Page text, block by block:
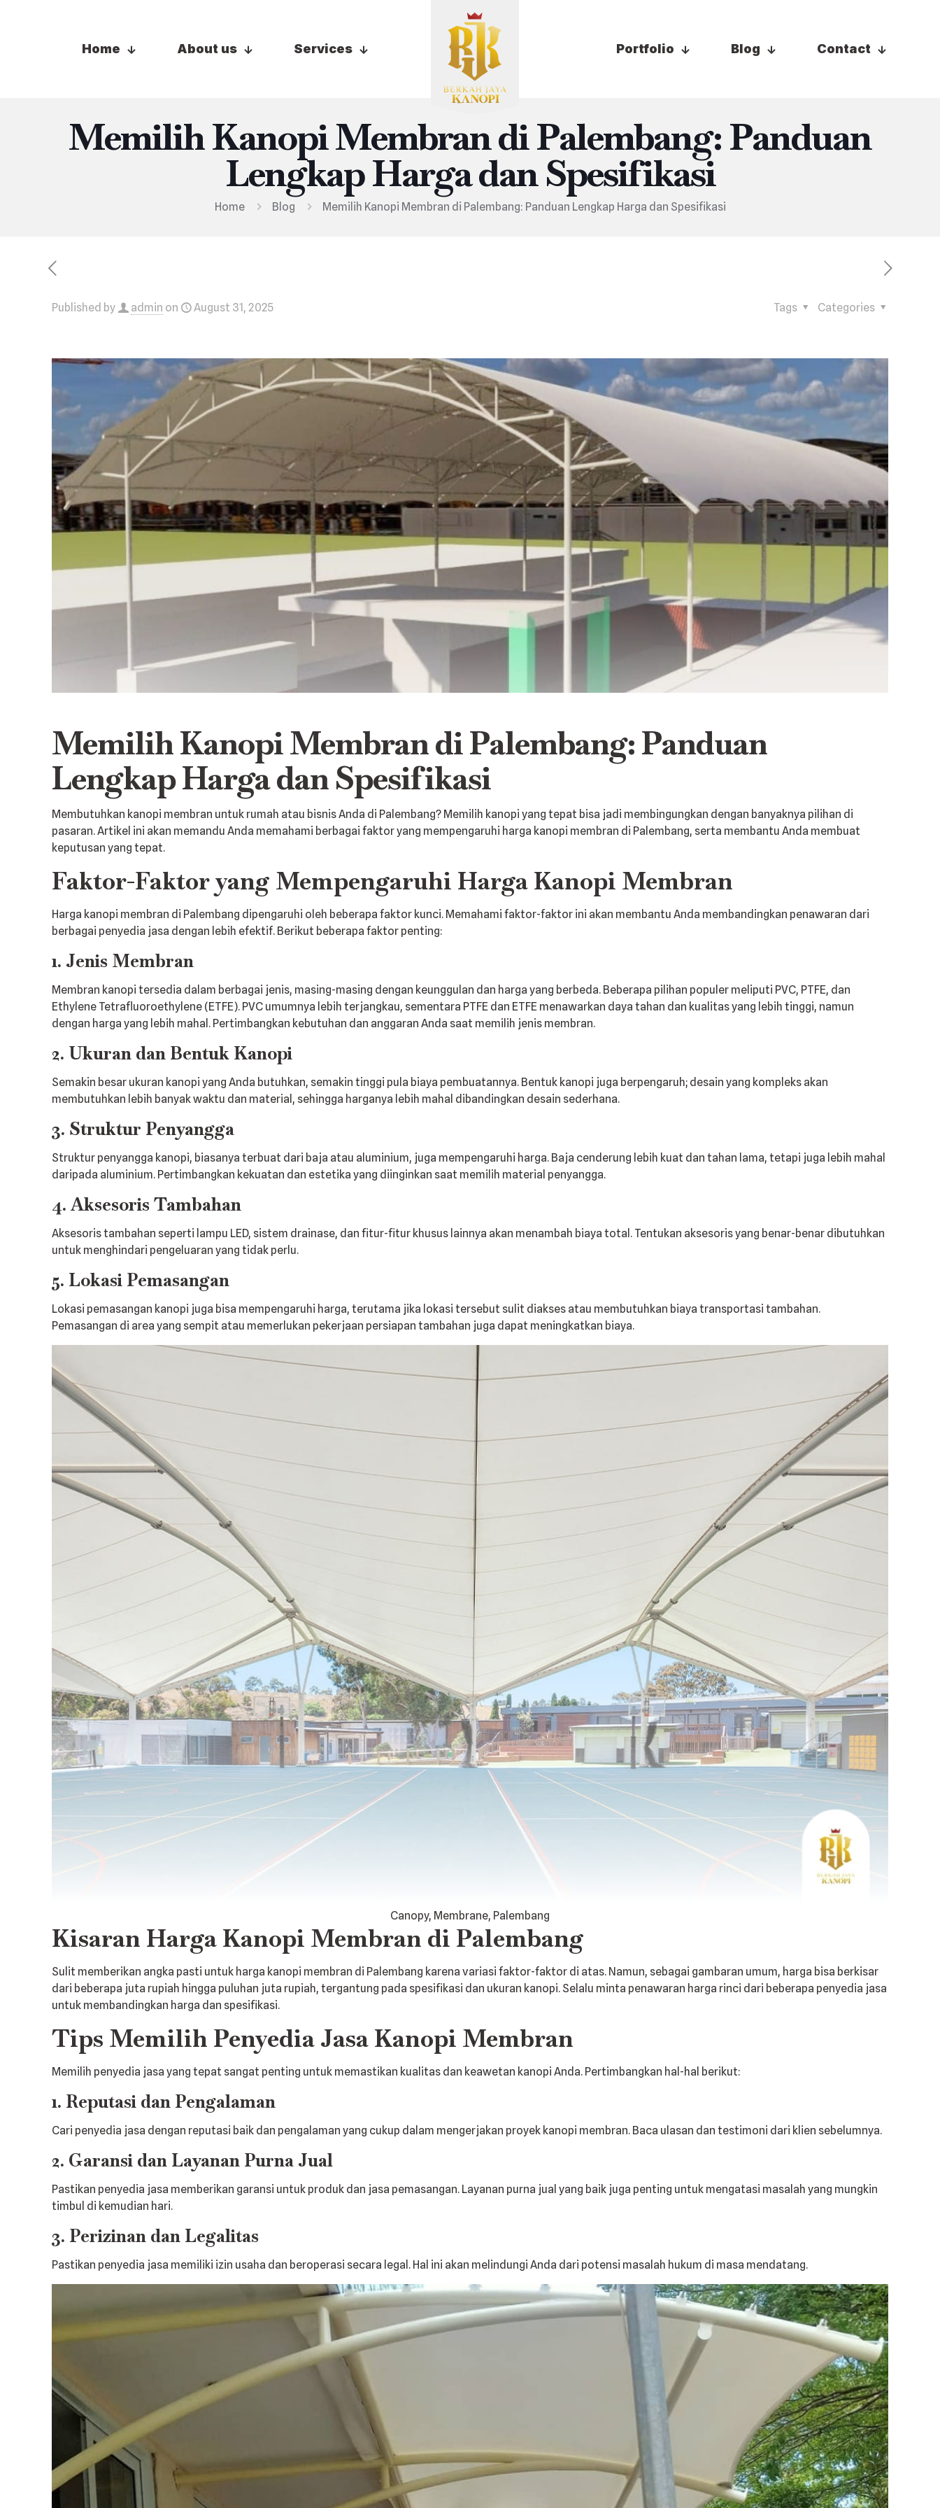
Home About us Services Portfolio Blog Contact
Memilih Kanopi Membran di Palembang: Panduan
Lengkap Harga dan Spesifikasi
Home Blog Memilih Kanopi Membran di Palembang: Panduan Lengkap Harga dan Spesifikasi
Published by admin on August 31, 2025 Categories
Tags
Memilih Kanopi Membran di Palembang: Panduan
Lengkap Harga dan Spesifikasi
Membutuhkan kanopi membran untuk rumah atau bisnis Anda di Palembang? Memilih kanopi yang tepat bisa jadi membingungkan dengan banyaknya pilihan di
pasaran. Artikel ini akan memandu Anda memahami berbagai faktor yang mempengaruhi harga kanopi membran di Palembang, serta membantu Anda membuat
keputusan yang tepat.
Faktor-Faktor yang Mempengaruhi Harga Kanopi Membran
Harga kanopi membran di Palembang dipengaruhi oleh beberapa faktor kunci. Memahami faktor-faktor ini akan membantu Anda membandingkan penawaran dari
berbagai penyedia jasa dengan lebih efektif. Berikut beberapa faktor penting:
1. Jenis Membran
Membran kanopi tersedia dalam berbagai jenis, masing-masing dengan keunggulan dan harga yang berbeda. Beberapa pilihan populer meliputi PVC, PTFE, dan
Ethylene Tetrafluoroethylene (ETFE). PVC umumnya lebih terjangkau, sementara PTFE dan ETFE menawarkan daya tahan dan kualitas yang lebih tinggi, namun
dengan harga yang lebih mahal. Pertimbangkan kebutuhan dan anggaran Anda saat memilih jenis membran.
2. Ukuran dan Bentuk Kanopi
Semakin besar ukuran kanopi yang Anda butuhkan, semakin tinggi pula biaya pembuatannya. Bentuk kanopi juga berpengaruh; desain yang kompleks akan
membutuhkan lebih banyak waktu dan material, sehingga harganya lebih mahal dibandingkan desain sederhana.
3. Struktur Penyangga
Struktur penyangga kanopi, biasanya terbuat dari baja atau aluminium, juga mempengaruhi harga. Baja cenderung lebih kuat dan tahan lama, tetapi juga lebih mahal
daripada aluminium. Pertimbangkan kekuatan dan estetika yang diinginkan saat memilih material penyangga.
4. Aksesoris Tambahan
Aksesoris tambahan seperti lampu LED, sistem drainase, dan fitur-fitur khusus lainnya akan menambah biaya total. Tentukan aksesoris yang benar-benar dibutuhkan
untuk menghindari pengeluaran yang tidak perlu.
5. Lokasi Pemasangan
Lokasi pemasangan kanopi juga bisa mempengaruhi harga, terutama jika lokasi tersebut sulit diakses atau membutuhkan biaya transportasi tambahan.
Pemasangan di area yang sempit atau memerlukan pekerjaan persiapan tambahan juga dapat meningkatkan biaya.
Canopy, Membrane, Palembang
Kisaran Harga Kanopi Membran di Palembang
Sulit memberikan angka pasti untuk harga kanopi membran di Palembang karena variasi faktor-faktor di atas. Namun, sebagai gambaran umum, harga bisa berkisar
dari beberapa juta rupiah hingga puluhan juta rupiah, tergantung pada spesifikasi dan ukuran kanopi. Selalu minta penawaran harga rinci dari beberapa penyedia jasa
untuk membandingkan harga dan spesifikasi.
Tips Memilih Penyedia Jasa Kanopi Membran
Memilih penyedia jasa yang tepat sangat penting untuk memastikan kualitas dan keawetan kanopi Anda. Pertimbangkan hal-hal berikut:
1. Reputasi dan Pengalaman
Cari penyedia jasa dengan reputasi baik dan pengalaman yang cukup dalam mengerjakan proyek kanopi membran. Baca ulasan dan testimoni dari klien sebelumnya.
2. Garansi dan Layanan Purna Jual
Pastikan penyedia jasa memberikan garansi untuk produk dan jasa pemasangan. Layanan purna jual yang baik juga penting untuk mengatasi masalah yang mungkin
timbul di kemudian hari.
3. Perizinan dan Legalitas
Pastikan penyedia jasa memiliki izin usaha dan beroperasi secara legal. Hal ini akan melindungi Anda dari potensi masalah hukum di masa mendatang.